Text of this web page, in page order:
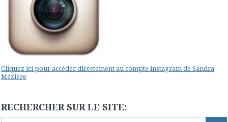
Cliquez ici pour accéder directement au compte instagram de Sandra
Mézière
RECHERCHER SUR LE SITE: